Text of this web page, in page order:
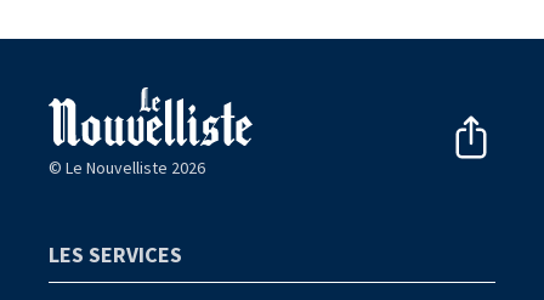
© Le Nouvelliste 2026
LES SERVICES